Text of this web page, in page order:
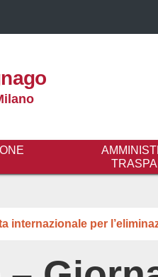
internazionale per